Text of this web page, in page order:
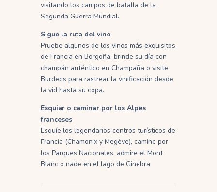
visitando los campos de batalla de la
Segunda Guerra Mundial.
Sigue la ruta del vino
Pruebe algunos de los vinos más exquisitos
de Francia en Borgoña, brinde su día con
champán auténtico en Champaña o visite
Burdeos para rastrear la vinificación desde
la vid hasta su copa.
Esquiar o caminar por los Alpes
franceses
Esquíe los legendarios centros turísticos de
Francia (Chamonix y Megève), camine por
los Parques Nacionales, admire el Mont
Blanc o nade en el lago de Ginebra.